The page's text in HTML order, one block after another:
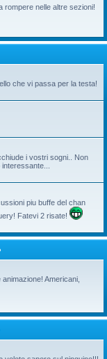
rompere nelle altre sezioni!
che vi passa per la testa!
i vostri sogni.. Non
piu buffe del chan
Fatevi 2 risate!
Americani,